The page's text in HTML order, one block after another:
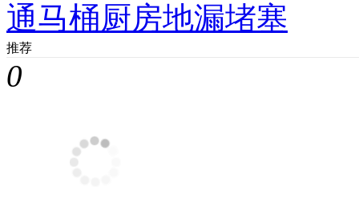
通马桶厨房地漏堵塞
推荐
0